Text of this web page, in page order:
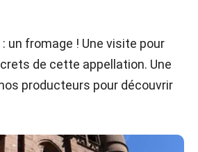
: un fromage ! Une visite pour
de cette appellation. Une
producteurs pour découvrir